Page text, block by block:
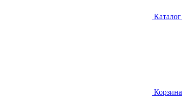
Каталог
Корзина